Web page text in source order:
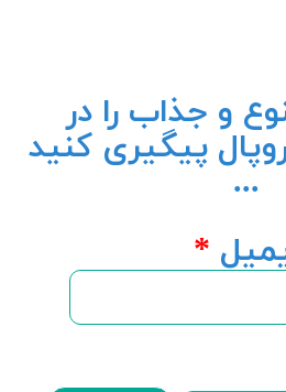
و جذاب را در
پیگیری کنید
...
*